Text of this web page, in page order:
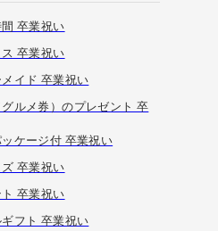
卒業祝い
ス 卒業祝い
イド 卒業祝い
ルメ券）のプレゼント 卒
ケージ付 卒業祝い
卒業祝い
卒業祝い
フト 卒業祝い